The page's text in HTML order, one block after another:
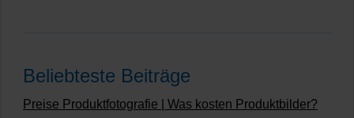
Beliebteste Beiträge
Preise Produktfotografie | Was kosten Produktbilder?